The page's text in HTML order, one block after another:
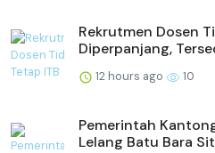
Rekrutmen Dosen
Diperpanjang,
12 hours ago 10
Pemerintah
Lelang Batu Bara